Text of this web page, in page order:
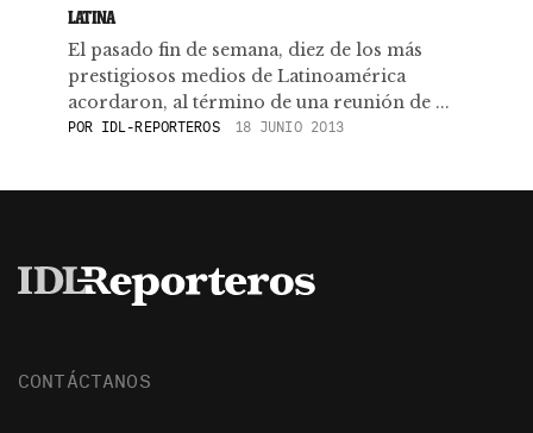
LATINA
El pasado fin de semana, diez de los más
prestigiosos medios de Latinoamérica
acordaron, al término de una reunión de ...
POR IDL-REPORTEROS 18 JUNIO 2013
CONTÁCTANOS